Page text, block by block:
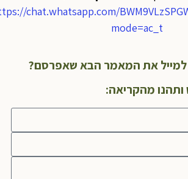
https://chat.whatsapp.com/
mode=ac_t
למייל את המאמר הבא שאפרסם?
מהקריאה: